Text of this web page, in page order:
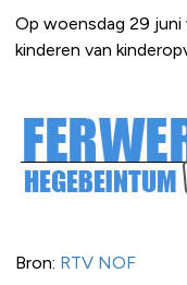
Op woensdag 29 juni
kinderen van
Bron: RTV NOF